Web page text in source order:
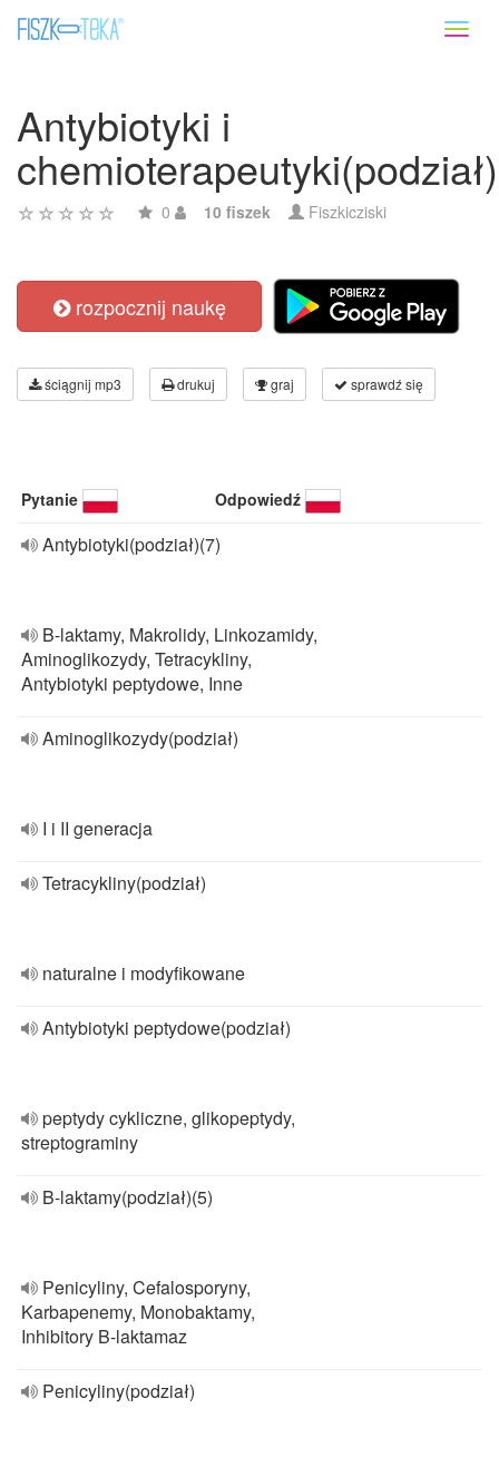
Antybiotyki i
chemioterapeutyki(podział)
0 10 fiszek Fiszkicziski
rozpocznij naukę
ściągnij mp3 drukuj graj sprawdź się
Pytanie Odpowiedź
Antybiotyki(podział)(7)
B-laktamy, Makrolidy, Linkozamidy,
Aminoglikozydy, Tetracykliny,
Antybiotyki peptydowe, Inne
Aminoglikozydy(podział)
I i II generacja
Tetracykliny(podział)
naturalne i modyfikowane
Antybiotyki peptydowe(podział)
peptydy cykliczne, glikopeptydy,
streptograminy
B-laktamy(podział)(5)
Penicyliny, Cefalosporyny,
Karbapenemy, Monobaktamy,
Inhibitory B-laktamaz
Penicyliny(podział)